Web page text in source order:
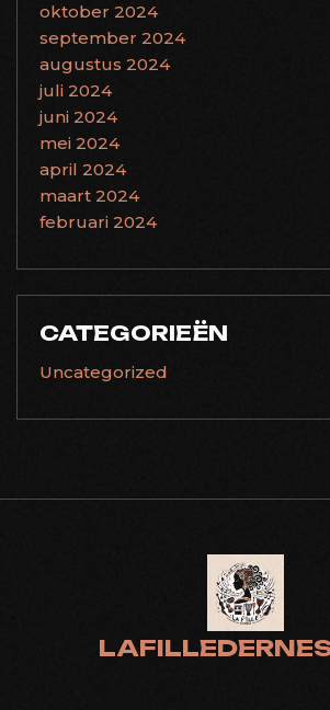
oktober 2024
september 2024
augustus 2024
juli 2024
juni 2024
mei 2024
april 2024
maart 2024
februari 2024
CATEGORIEËN
Uncategorized